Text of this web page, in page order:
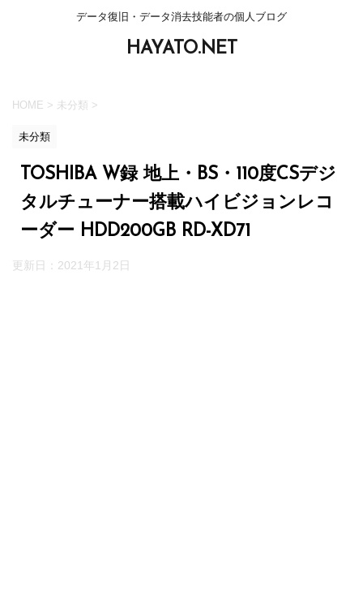
データ復旧・データ消去技能者の個人ブログ
HAYATO.NET
HOME > 未分類 >
未分類
TOSHIBA W録 地上・BS・110度CSデジ
タルチューナー搭載ハイビジョンレコ
ーダー HDD200GB RD-XD71
更新日： 2021年1月2日